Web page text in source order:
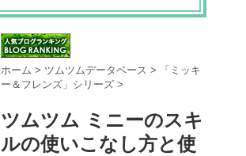
ホーム > ツムツムデータベース >
「ミッキ
ー＆フレンズ」シリーズ >
ツムツム ミニーのスキ
ルの使いこなし方と使